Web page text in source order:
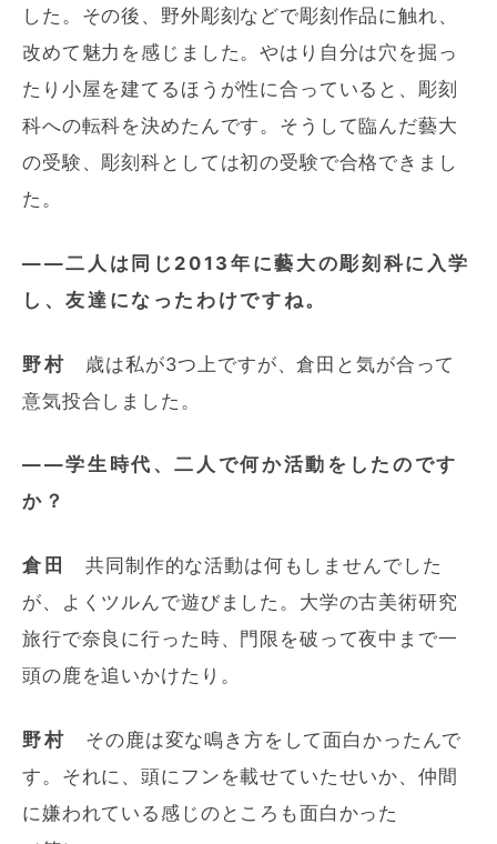
した。その後、野外彫刻などで彫刻作品に触れ、
改めて魅力を感じました。やはり自分は穴を掘っ
たり小屋を建てるほうが性に合っていると、彫刻
科への転科を決めたんです。そうして臨んだ藝大
の受験、彫刻科としては初の受験で合格できまし
た。
――二人は同じ2013年に藝大の彫刻科に入学
し、友達になったわけですね。
野村 歳は私が3つ上ですが、倉田と気が合って
意気投合しました。
――学生時代、二人で何か活動をしたのです
か？
倉田
共同制作的な活動は何もしませんでした
が、よくツルんで遊びました。大学の古美術研究
旅行で奈良に行った時、門限を破って夜中まで一
頭の鹿を追いかけたり。
野村 その鹿は変な鳴き方をして面白かったんで
す。それに、頭にフンを載せていたせいか、仲間
に嫌われている感じのところも面白かった